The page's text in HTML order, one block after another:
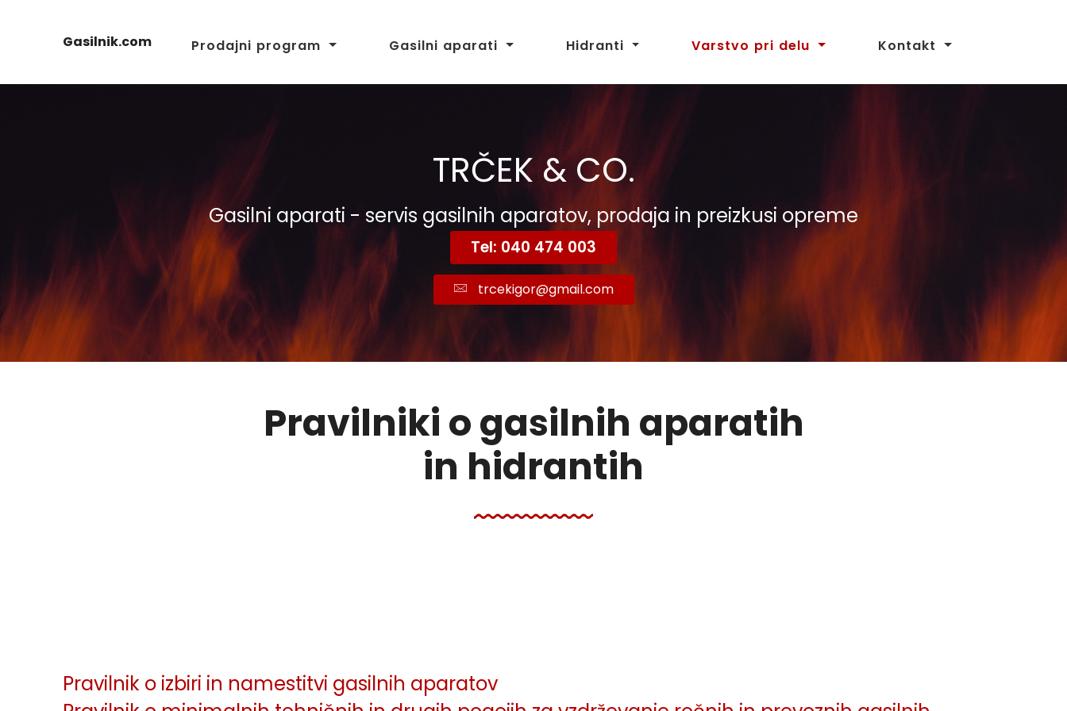
Gasilnik.com Prodajni program Gasilni aparati Hidranti Varstvo pri delu Kontakt
TRČEK & CO.
Gasilni aparati - servis gasilnih aparatov, prodaja in preizkusi opreme
Tel: 040 474 003
trcekigor@gmail.com
Pravilniki o gasilnih aparatih
in hidrantih
Pravilnik o izbiri in namestitvi gasilnih aparatov